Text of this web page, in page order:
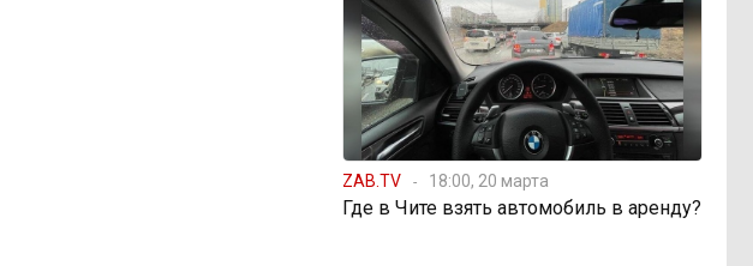
ZAB.TV 18:00, 20 марта
Где в Чите взять автомобиль в аренду?